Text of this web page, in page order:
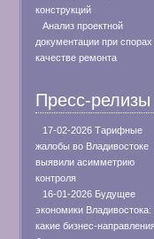
конструкций
Анализ проектной
документации при спорах
качестве ремонта
Пресс-релизы
17-02-2026 Тарифные
жалобы во Владивостоке
выявили асимметрию
контроля
16-01-2026 Будущее
экономики Владивостока:
какие бизнес-